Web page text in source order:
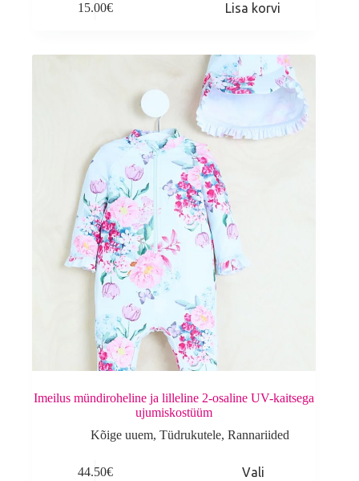
15.00€ Lisa korvi
Imeilus mündiroheline ja lilleline 2-osaline UV-kaitsega
ujumiskostüüm
Kõige uuem,Tüdrukutele,Rannariided
44.50€ Vali